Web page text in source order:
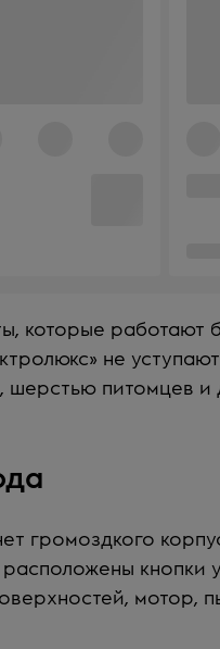
которые работают
не
питомцев
громоздкого
кнопки
мотор,